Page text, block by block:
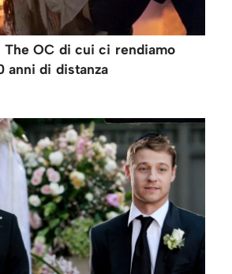
The OC di cui ci rendiamo
anni di distanza